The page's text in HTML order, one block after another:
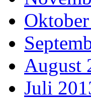
August
Juli